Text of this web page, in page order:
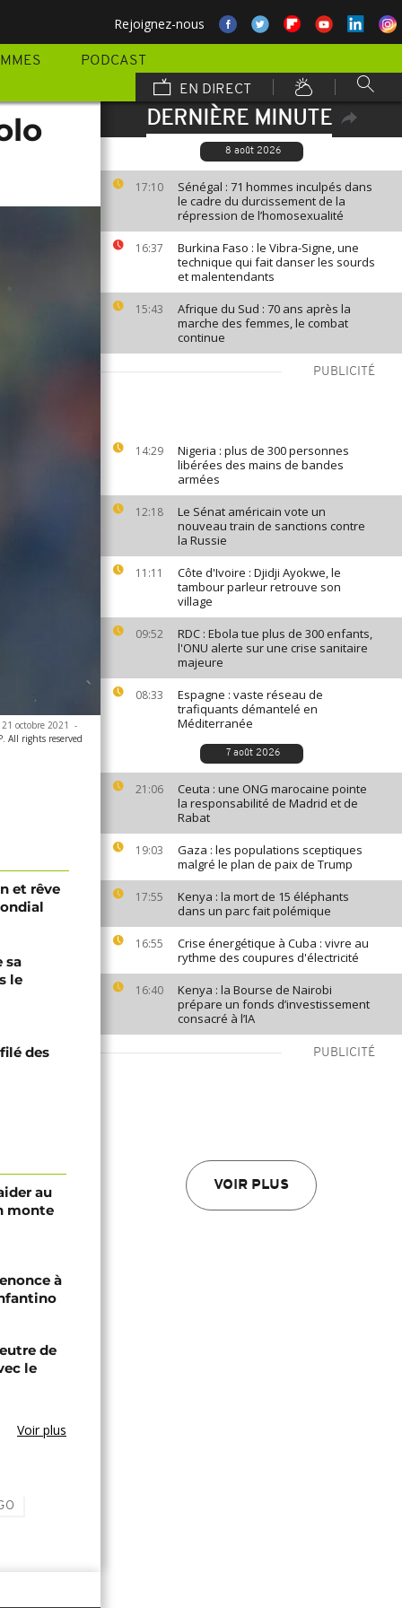
Rejoignez-nous
PODCAST
EN DIRECT
DERNIÈRE MINUTE
8 août 2026
17:10
Sénégal : 71 hommes inculpés dans
le cadre du durcissement de la
répression de l’homosexualité
16:37
Burkina Faso : le Vibra-Signe, une
technique qui fait danser les sourds
et malentendants
15:43
Afrique du Sud : 70 ans après la
marche des femmes, le combat
continue
PUBLICITÉ
14:29
Nigeria : plus de 300 personnes
libérées des mains de bandes
armées
12:18
Le Sénat américain vote un
nouveau train de sanctions contre
la Russie
11:11
Côte d'Ivoire : Djidji Ayokwe, le
tambour parleur retrouve son
village
09:52
RDC : Ebola tue plus de 300 enfants,
l'ONU alerte sur une crise sanitaire
majeure
08:33
Espagne : vaste réseau de
trafiquants démantelé en
Méditerranée
7 août 2026
21:06
Ceuta : une ONG marocaine pointe
la responsabilité de Madrid et de
Rabat
19:03
Gaza : les populations sceptiques
malgré le plan de paix de Trump
17:55
Kenya : la mort de 15 éléphants
dans un parc fait polémique
16:55
Crise énergétique à Cuba : vivre au
rythme des coupures d'électricité
16:40
Kenya : la Bourse de Nairobi
prépare un fonds d’investissement
consacré à l’IA
PUBLICITÉ
VOIR PLUS
octobre 2021 -
All rights reserved
et rêve
sa
le
des
au
monte
à
de
le
Voir plus